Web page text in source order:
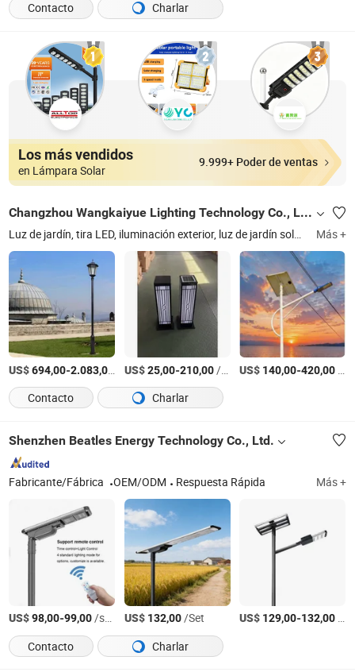
Contacto
Charlar
Los más vendidos
en Lámpara Solar
9.999+ Poder de ventas
Changzhou Wangkaiyue Lighting Technology Co., Ltd.
Luz de jardín, tira LED, iluminación exterior, luz de jardín solar, iluminación exterior LED, lámpara de jardín solar, farola, iluminación de calles Más +
US$694,00-2.083,00 /Pieza
US$25,00-210,00/Pieza US$ 140,00-420,00
Contacto
Charlar
Shenzhen Beatles Energy Technology Co., Ltd.
Fabricante/Fábrica OEM/ODM Respuesta Rápida Más +
US$98,00-99,00/sets US$ 132,00/Set US$ 129,00-132,00
Contacto
Charlar